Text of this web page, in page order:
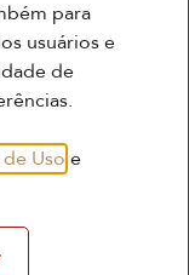
mentais,
de
Será que
um dia
|
para
usuários e
de
Uso e